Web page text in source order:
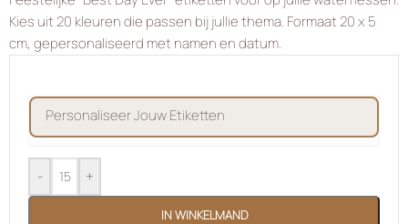
Kies uit 20 kleuren die passen bij jullie thema. Formaat 20 x 5
cm, gepersonaliseerd met namen en datum.
personaliseer jouw etiketten
- +
IN WINKELMAND